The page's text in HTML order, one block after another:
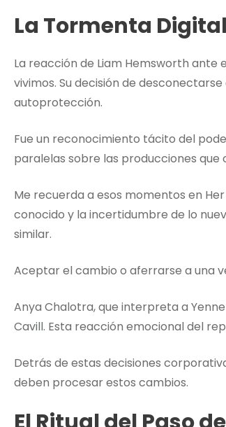
La Tormenta Digital
La reacción de Liam Hemsworth ante
vivimos. Su decisión de
autoprotección.
Fue un reconocimiento tácito del
paralelas sobre las producciones que
Me recuerda a esos momentos en
conocido y la incertidumbre de lo
similar.
Aceptar el cambio o aferrarse a una
Anya Chalotra, que interpreta a
Cavill. Esta reacción emocional del
Detrás de estas decisiones
deben procesar estos cambios.